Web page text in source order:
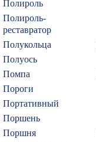
Полироль
Полироль-
реставратор
Полукольца
Полуось
Помпа
Пороги
Портативный
Поршень
Поршня